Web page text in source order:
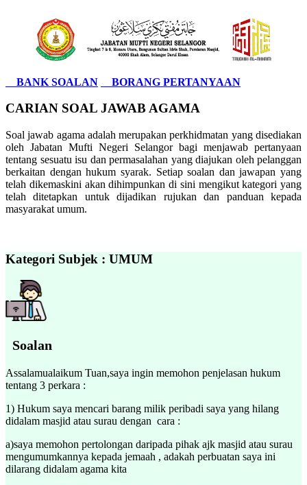
BANK SOALAN BORANG PERTANYAAN
CARIAN SOAL JAWAB AGAMA
Soal jawab agama adalah merupakan perkhidmatan yang disediakan
oleh Jabatan Mufti Negeri Selangor bagi menjawab pertanyaan
tentang sesuatu isu dan permasalahan yang diajukan oleh pelanggan
berkaitan dengan hukum syarak. Setiap soalan dan jawapan yang
telah dikemaskini akan dihimpunkan di sini mengikut kategori yang
telah ditetapkan untuk dijadikan rujukan dan panduan kepada
masyarakat umum.
Kategori Subjek : UMUM
Soalan
Assalamualaikum Tuan,saya ingin memohon penjelasan hukum
tentang 3 perkara :
1) Hukum saya mencari barang milik peribadi saya yang hilang
didalam masjid atau surau dengan cara :
a)saya memohon pertolongan daripada pihak ajk masjid atau surau
mengumumkannya kepada jemaah , adakah perbuatan saya ini
dilarang didalam agama kita